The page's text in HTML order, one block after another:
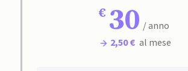
30 / anno
2,50 € al mese